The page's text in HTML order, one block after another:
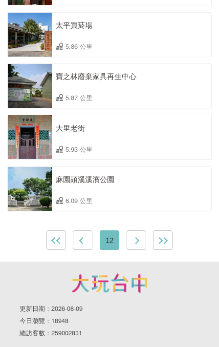
太平買菸場
5.86 公里
寶之林廢棄家具再生中心
5.87 公里
大里老街
5.93 公里
麻園頭溪溪濱公園
6.09 公里
12
更新日期：2026-08-09
今日瀏覽：18948
總訪客數：259002831